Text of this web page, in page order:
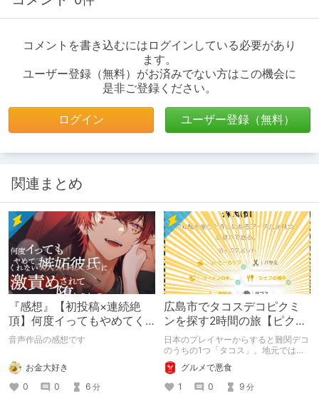
コメントを書き込むにはログインしている必要があり
ます。
ユーザー登録（無料）がお済みでない方はこの機会に
是非ご登録ください。
ログイン ユーザー登録（無料）
関連まとめ
『感想』【初投稿×連続絶
頂】何度イってもやめてく
れない嫉妬彼氏に激責めさ
音声作品の感想です
お金大好き
0
0 6 分
広島市でタコスデコピクミ
ンを探す2時間の旅【ピクミ
ンブルーム / Pikmin
Bloom】
日本のプレイヤーからすると難関デコ
のうちの1つ「タコス」。地元では見
つけられなかった男が広島で探す旅を
お送りします。ねくすと5月のテーマ
「お出かけの記録」。
グルメで悪食
1
0 9 分